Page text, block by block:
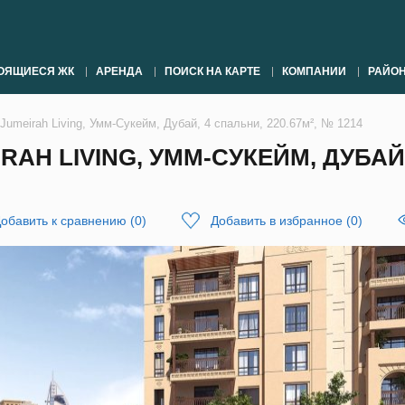
ЖК АРЕНДА ПОИСК НА КАРТЕ КОМПАНИИ
Living, Умм-Сукейм, Дубай, 4 спальни, 220.67м², № 1214
LIVING, УММ-СУКЕЙМ,
к сравнению (0) Добавить в избранное (0)